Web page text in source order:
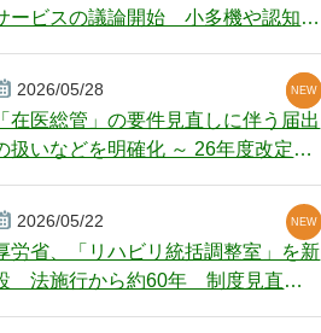
ービスの議論開始 小多機や認知症
2026/05/28
「在医総管」の要件見直しに伴う届出
扱いなどを明確化 ～ 26年度改定疑
NEW
NEW
2026/05/22
労省、「リハビリ統括調整室」を新
法施行から約60年 制度見直し
NEW